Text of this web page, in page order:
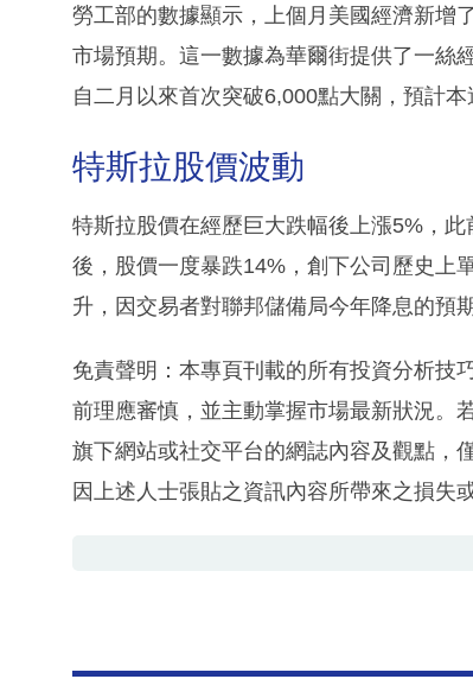
勞工部的數據顯示，上個月美國經濟新增
市場預期。這一數據為華爾街提供了一絲
自二月以來首次突破6,000點大關，預計本
特斯拉股價波動
特斯拉股價在經歷巨大跌幅後上漲5%，
後，股價一度暴跌14%，創下公司歷史上
升，因交易者對聯邦儲備局今年降息的預
免責聲明：本專頁刊載的所有投資分析技
前理應審慎，並主動掌握市場最新狀況。
旗下網站或社交平台的網誌內容及觀點，
因上述人士張貼之資訊內容所帶來之損失